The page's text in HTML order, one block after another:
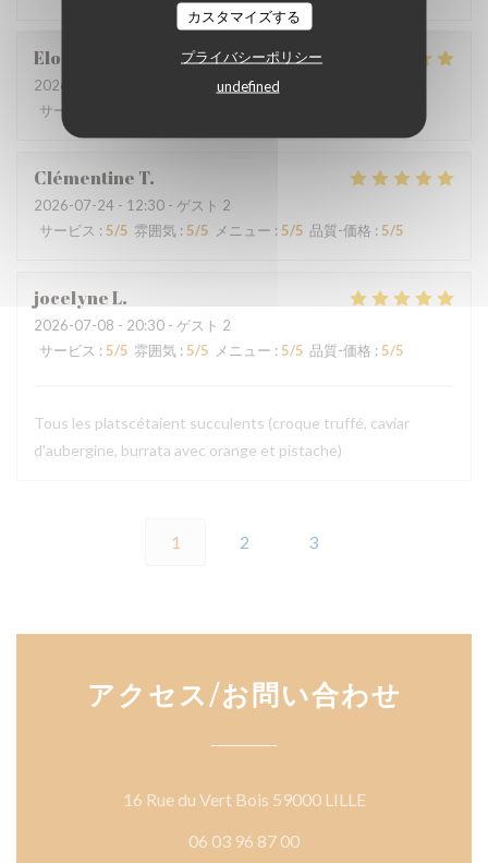
カスタマイズする
プライバシーポリシー
undefined
Eloise
2026-07-29
- 20:00 - ゲスト 2
サービス
Clémentine T
2026-07-24 - 12:30 - ゲスト 2
サービス : 5/5 雰囲気 : 5/5 メニュー : 5/5 品質-価格 : 5/5
jocelyneL
2026-07-08 - 20:30 - ゲスト 2
サービス : 5/5 雰囲気 : 5/5 メニュー : 5/5 品質-価格 : 5/5
Tous les platscétaient succulents (croque truffé, caviar
d'aubergine, burrata avec orange et pistache)
1 2 3
アクセス/お問い合わせ
16 Rue du Vert Bois 59000 LILLE((新しいウィン
06 03 96 87 00